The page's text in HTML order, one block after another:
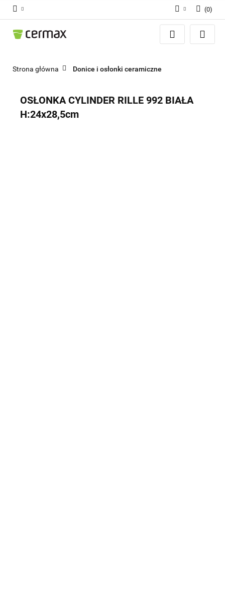
Zaloguj się
(0)
Strona główna Donice i osłonki ceramiczne
OSŁONKA CYLINDER RILLE 992 BIAŁA
H:24x28,5cm